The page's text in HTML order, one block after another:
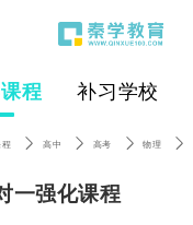
程 补习学校
高中 高考 物理
一强化课程